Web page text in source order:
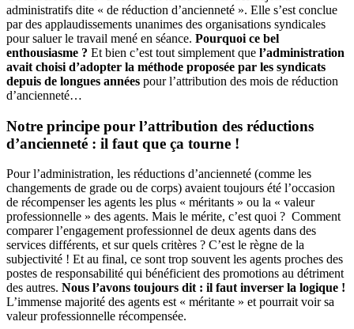
administratifs dite « de réduction d’ancienneté ». Elle s’est conclue
par des applaudissements unanimes des organisations syndicales
pour saluer le travail mené en séance. Pourquoi ce bel
enthousiasme ? Et bien c’est tout simplement que l’administration
avait choisi d’adopter la méthode proposée par les syndicats
depuis de longues années pour l’attribution des mois de réduction
d’ancienneté…
Notre principe pour l’attribution des réductions
d’ancienneté : il faut que ça tourne !
Pour l’administration, les réductions d’ancienneté (comme les
changements de grade ou de corps) avaient toujours été l’occasion
de récompenser les agents les plus « méritants » ou la « valeur
professionnelle » des agents. Mais le mérite, c’est quoi ? Comment
comparer l’engagement professionnel de deux agents dans des
services différents, et sur quels critères ? C’est le règne de la
subjectivité ! Et au final, ce sont trop souvent les agents proches des
postes de responsabilité qui bénéficient des promotions au détriment
des autres. Nous l’avons toujours dit : il faut inverser la logique !
L’immense majorité des agents est « méritante » et pourrait voir sa
valeur professionnelle récompensée.